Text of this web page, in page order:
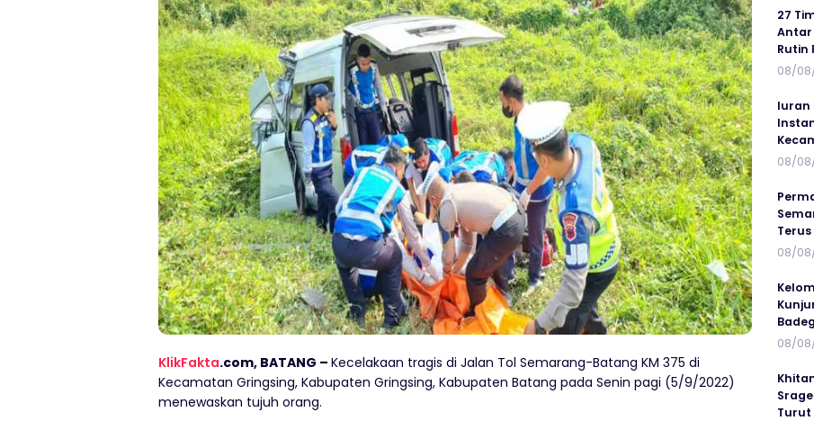
KlikFakta.com, BATANG – Kecelakaan tragis di Jalan Tol Semarang-Batang KM 375 di
Kecamatan Gringsing, Kabupaten Gringsing, Kabupaten Batang pada Senin pagi (5/9/2022)
menewaskan tujuh orang.
27
Antar
Rutin
08/
Iuran
08/
08/
08/
Turut